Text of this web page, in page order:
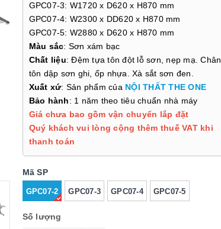
GPC07-3: W1720 x D620 x H870 mm
GPC07-4: W2300 x DD620 x H870 mm
GPC07-5: W2880 x D620 x H870 mm
Màu sắc: Sơn xám bạc
Chất liệu: Đệm tựa tôn đột lỗ sơn, nẹp mạ. Chân
tôn dập sơn ghi, ốp nhựa. Xà sắt sơn đen.
Xuất xứ: Sản phẩm của NỘI THẤT THE ONE
Bảo hành: 1 năm theo tiêu chuẩn nhà máy
Giá chưa bao gồm vận chuyển lắp đặt
Quý khách vui lòng cộng thêm thuế VAT khi
thanh toán
Mã SP
GPC07-2 GPC07-3 GPC07-4 GPC07-5
Số lượng